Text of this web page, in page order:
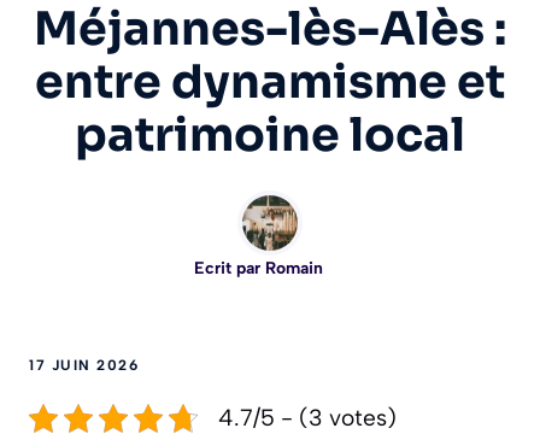
Méjannes-lès-Alès :
entre dynamisme et
patrimoine local
Ecrit par Romain
17 JUIN 2026
4.7/5 - (3 votes)